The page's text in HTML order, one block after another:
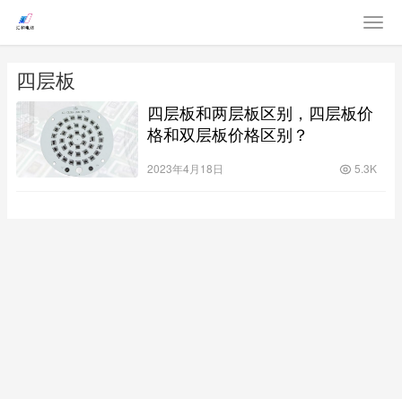
四层板
四层板和两层板区别，四层板价
格和双层板价格区别？
2023年4月18日 5.3K